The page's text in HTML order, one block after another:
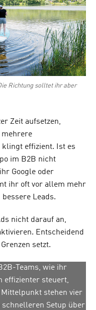
Richtung solltet ihr aber
Zeit aufsetzen,
effizient. Ist es
im B2B nicht
Google oder
ihr oft vor allem mehr
Leads.
nicht darauf an,
Entscheidend
setzt.
Teams, wie ihr
effizienter steuert,
stehen vier
schnelleren Setup über